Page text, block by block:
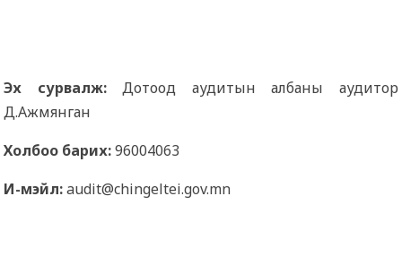
Эх сурвалж:Дотоод аудитын албаны аудитор
Д.Ажмянган
Холбоо барих:96004063
И-мэйл:audit@chingeltei.gov.mn